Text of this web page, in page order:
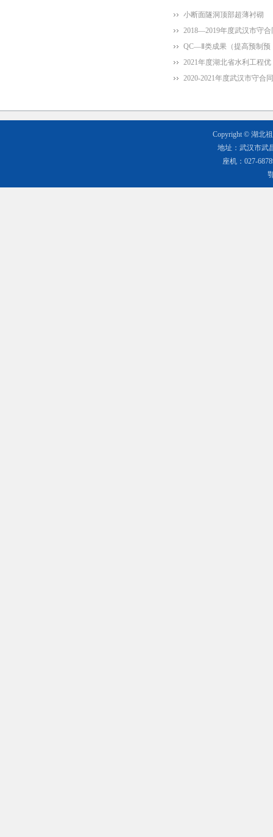
小断面隧洞顶部超薄衬砌
2018—2019年度武汉市守合
QC—Ⅱ类成果（提高预制预
2021年度湖北省水利工程优
2020-2021年度武汉市守合同
Copyright © 湖北
地址：武汉市武
座机：027-